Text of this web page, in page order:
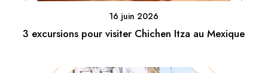
16 juin 2026
3 excursions pour visiter Chichen Itza au Mexique